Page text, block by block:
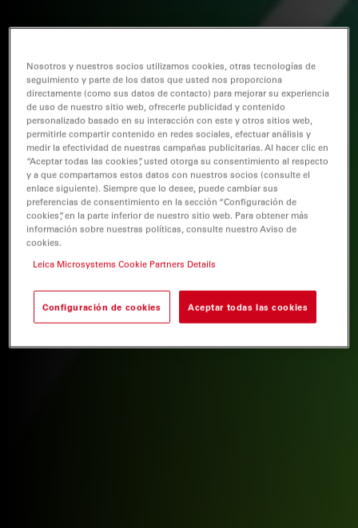
Nosotros y nuestros socios utilizamos cookies, otras tecnologías de
seguimiento y parte de los datos que usted nos proporciona
directamente (como sus datos de contacto) para mejorar su experiencia
de uso de nuestro sitio web, ofrecerle publicidad y contenido
personalizado basado en su interacción con este y otros sitios web,
permitirle compartir contenido en redes sociales, efectuar análisis y
medir la efectividad de nuestras campañas publicitarias. Al hacer clic en
“Aceptar todas las cookies”, usted otorga su consentimiento al respecto
y a que compartamos estos datos con nuestros socios (consulte el
enlace siguiente). Siempre que lo desee, puede cambiar sus
preferencias de consentimiento en la sección “Configuración de
cookies”, en la parte inferior de nuestro sitio web. Para obtener más
información sobre nuestras políticas, consulte nuestro Aviso de
cookies.
Leica Microsystems Cookie Partners Details
Configuración de cookies Aceptar todas las cookies